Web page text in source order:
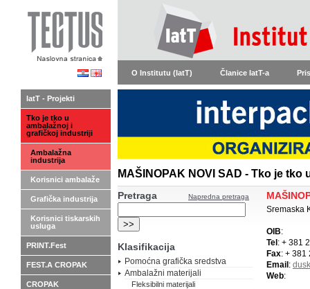
O Institutu (IatT) Članice IatT-a
MAŠINOPAK NOVI SAD - Tko je
Napredna pretraga
Pretraga
Klasifikacija
Pomoćna grafička sredstva
Ambalažni materijali
Fleksibilni materijali
Sremaska
OIB:
Tel : + 381
Fax: + 381
Email :
Web:
IatT - Projekti
Tko je tko u
ambalažnoj i
grafičkoj industriji
Ambalažna
industrija
Korisnici ambalaže
Grafička industrija
Korisnici tiskarskih
usluga
PRINT.Fest
FEST.A CROPAK
CROPAK